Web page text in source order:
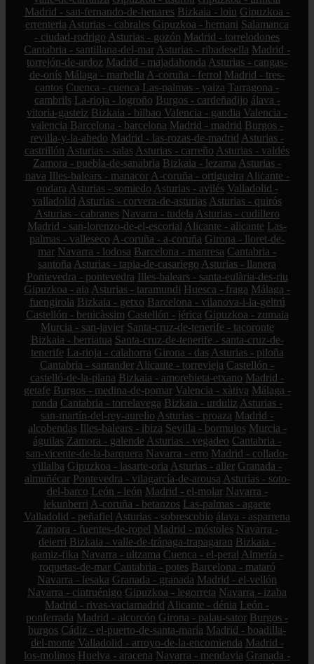
Madrid - san-fernando-de-henares Bizkaia - loiu Gipuzkoa -
errenteria Asturias - cabrales Gipuzkoa - hernani Salamanca
- ciudad-rodrigo Asturias - gozón Madrid - torrelodones
Cantabria - santillana-del-mar Asturias - ribadesella Madrid -
torrejón-de-ardoz Madrid - majadahonda Asturias - cangas-
de-onís Málaga - marbella A-coruña - ferrol Madrid - tres-
cantos Cuenca - cuenca Las-palmas - yaiza Tarragona -
cambrils La-rioja - logroño Burgos - cardeñadijo álava -
vitoria-gasteiz Bizkaia - bilbao Valencia - gandia Valencia -
valencia Barcelona - barcelona Madrid - madrid Burgos -
revilla-y-la-ahedo Madrid - las-rozas-de-madrid Asturias -
castrillón Asturias - salas Asturias - carreño Asturias - valdés
Zamora - puebla-de-sanabria Bizkaia - lezama Asturias -
nava Illes-balears - manacor A-coruña - ortigueira Alicante -
ondara Asturias - somiedo Asturias - avilés Valladolid -
valladolid Asturias - corvera-de-asturias Asturias - quirós
Asturias - cabranes Navarra - tudela Asturias - cudillero
Madrid - san-lorenzo-de-el-escorial Alicante - alicante Las-
palmas - valleseco A-coruña - a-coruña Girona - lloret-de-
mar Navarra - lodosa Barcelona - manresa Cantabria -
santoña Asturias - tapia-de-casariego Asturias - llanera
Pontevedra - pontevedra Illes-balears - santa-eulària-des-riu
Gipuzkoa - aia Asturias - taramundi Huesca - fraga Málaga -
fuengirola Bizkaia - getxo Barcelona - vilanova-i-la-geltrú
Castellón - benicàssim Castellón - jérica Gipuzkoa - zumaia
Murcia - san-javier Santa-cruz-de-tenerife - tacoronte
Bizkaia - berriatua Santa-cruz-de-tenerife - santa-cruz-de-
tenerife La-rioja - calahorra Girona - das Asturias - piloña
Cantabria - santander Alicante - torrevieja Castellón -
castelló-de-la-plana Bizkaia - amorebieta-etxano Madrid -
getafe Burgos - medina-de-pomar Valencia - xàtiva Málaga -
ronda Cantabria - torrelavega Bizkaia - urduliz Asturias -
san-martín-del-rey-aurelio Asturias - proaza Madrid -
alcobendas Illes-balears - ibiza Sevilla - bormujos Murcia -
águilas Zamora - galende Asturias - vegadeo Cantabria -
san-vicente-de-la-barquera Navarra - erro Madrid - collado-
villalba Gipuzkoa - lasarte-oria Asturias - aller Granada -
almuñécar Pontevedra - vilagarcía-de-arousa Asturias - soto-
del-barco León - león Madrid - el-molar Navarra -
lekunberri A-coruña - betanzos Las-palmas - agaete
Valladolid - peñafiel Asturias - sobrescobio álava - asparrena
Zamora - fuentes-de-ropel Madrid - móstoles Navarra -
deierri Bizkaia - valle-de-trápaga-trapagaran Bizkaia -
gamiz-fika Navarra - ultzama Cuenca - el-peral Almería -
roquetas-de-mar Cantabria - potes Barcelona - mataró
Navarra - lesaka Granada - granada Madrid - el-vellón
Navarra - cintruénigo Gipuzkoa - legorreta Navarra - izaba
Madrid - rivas-vaciamadrid Alicante - dénia León -
ponferrada Madrid - alcorcón Girona - palau-sator Burgos -
burgos Cádiz - el-puerto-de-santa-maría Madrid - boadilla-
del-monte Valladolid - arroyo-de-la-encomienda Madrid -
los-molinos Huelva - aracena Navarra - mendavia Granada -